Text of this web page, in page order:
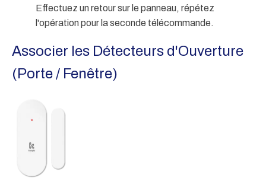
Effectuez un retour sur le panneau, répétez
l'opération pour la seconde télécommande.
Associer les Détecteurs d'Ouverture
(Porte / Fenêtre)